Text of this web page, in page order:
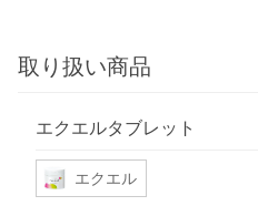
取り扱い商品
エクエルタブレット
エクエル